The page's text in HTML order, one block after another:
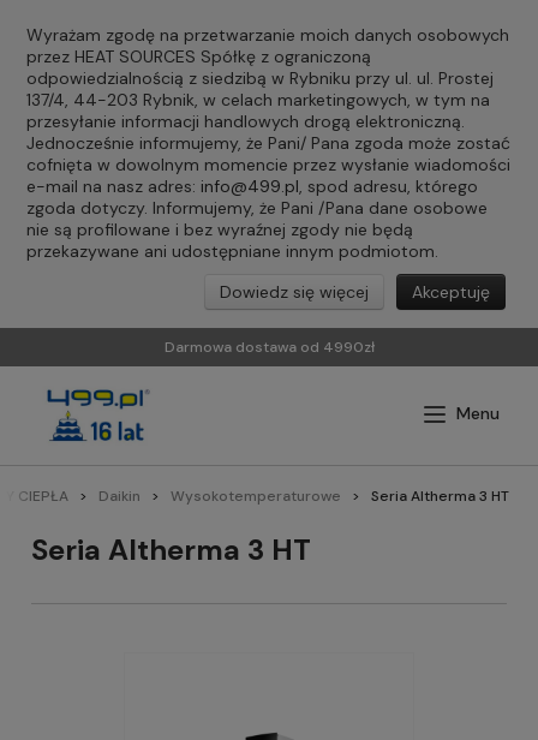
Wyrażam zgodę na przetwarzanie moich danych osobowych
przez HEAT SOURCES Spółkę z ograniczoną
odpowiedzialnością z siedzibą w Rybniku przy ul. ul. Prostej
137/4, 44-203 Rybnik, w celach marketingowych, w tym na
przesyłanie informacji handlowych drogą elektroniczną.
Jednocześnie informujemy, że Pani/ Pana zgoda może zostać
cofnięta w dowolnym momencie przez wysłanie wiadomości
e-mail na nasz adres: info@499.pl, spod adresu, którego
zgoda dotyczy. Informujemy, że Pani /Pana dane osobowe
nie są profilowane i bez wyraźnej zgody nie będą
przekazywane ani udostępniane innym podmiotom.
Akceptuję
Dowiedz się więcej
Darmowa dostawa od 4990zł
CIEPŁA Daikin Wysokotemperaturowe Seria Altherma 3 HT
Seria Altherma 3 HT